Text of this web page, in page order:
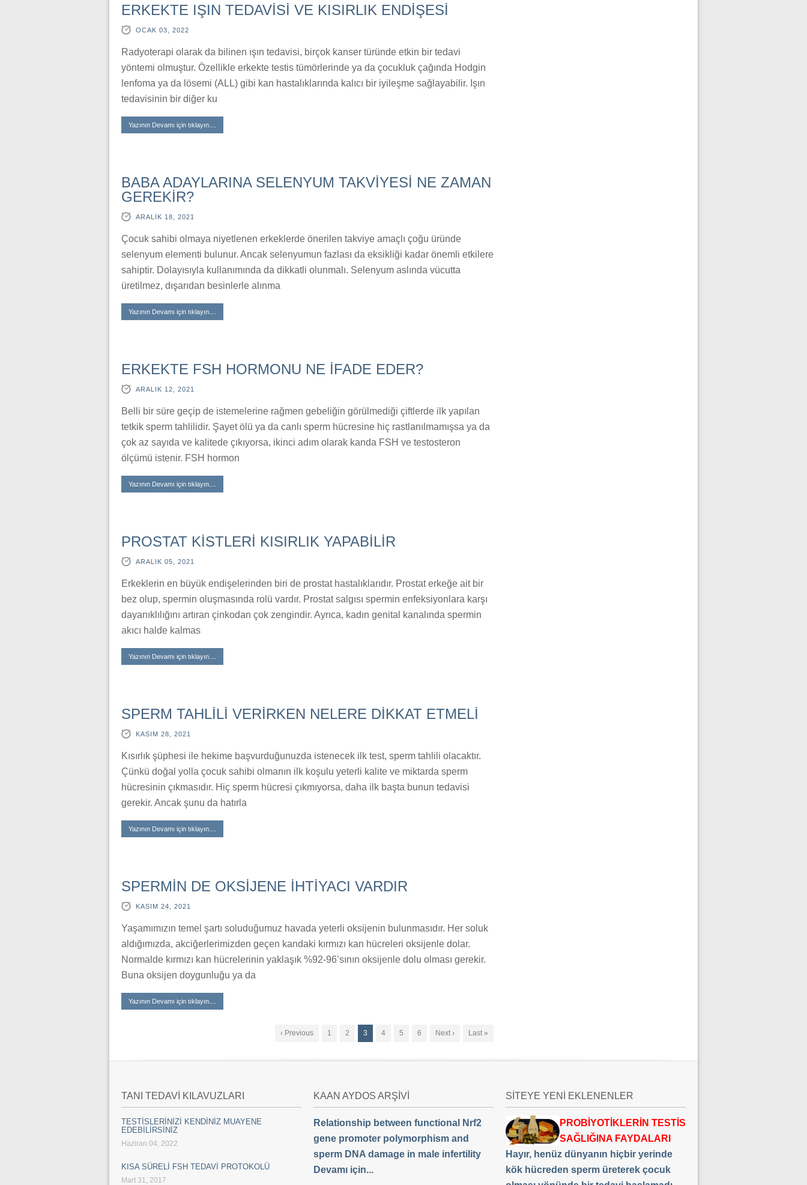
ERKEKTE IŞIN TEDAVİSİ VE KISIRLIK ENDİŞESİ
OCAK 03, 2022
Radyoterapi olarak da bilinen ışın tedavisi, birçok kanser türünde etkin bir tedavi
yöntemi olmuştur. Özellikle erkekte testis tümörlerinde ya da çocukluk çağında Hodgin
lenfoma ya da lösemi (ALL) gibi kan hastalıklarında kalıcı bir iyileşme sağlayabilir. Işın
tedavisinin bir diğer ku
Yazının Devamı için tıklayın....
BABA ADAYLARINA SELENYUM TAKVİYESİ NE ZAMAN
GEREKİR?
ARALIK 18, 2021
Çocuk sahibi olmaya niyetlenen erkeklerde önerilen takviye amaçlı çoğu üründe
selenyum elementi bulunur. Ancak selenyumun fazlası da eksikliği kadar önemli etkilere
sahiptir. Dolayısıyla kullanımında da dikkatli olunmalı. Selenyum aslında vücutta
üretilmez, dışarıdan besinlerle alınma
Yazının Devamı için tıklayın....
ERKEKTE FSH HORMONU NE İFADE EDER?
ARALIK 12, 2021
Belli bir süre geçip de istemelerine rağmen gebeliğin görülmediği çiftlerde ilk yapılan
tetkik sperm tahlilidir. Şayet ölü ya da canlı sperm hücresine hiç rastlanılmamışsa ya da
çok az sayıda ve kalitede çıkıyorsa, ikinci adım olarak kanda FSH ve testosteron
ölçümü istenir. FSH hormon
Yazının Devamı için tıklayın....
PROSTAT KİSTLERİ KISIRLIK YAPABİLİR
ARALIK 05, 2021
Erkeklerin en büyük endişelerinden biri de prostat hastalıklarıdır. Prostat erkeğe ait bir
bez olup, spermin oluşmasında rolü vardır. Prostat salgısı spermin enfeksiyonlara karşı
dayanıklılığını artıran çinkodan çok zengindir. Ayrıca, kadın genital kanalında spermin
akıcı halde kalmas
Yazının Devamı için tıklayın....
SPERM TAHLİLİ VERİRKEN NELERE DİKKAT ETMELİ
KASIM 28, 2021
Kısırlık şüphesi ile hekime başvurduğunuzda istenecek ilk test, sperm tahlili olacaktır.
Çünkü doğal yolla çocuk sahibi olmanın ilk koşulu yeterli kalite ve miktarda sperm
hücresinin çıkmasıdır. Hiç sperm hücresi çıkmıyorsa, daha ilk başta bunun tedavisi
gerekir. Ancak şunu da hatırla
Yazının Devamı için tıklayın....
SPERMİN DE OKSİJENE İHTİYACI VARDIR
KASIM 24, 2021
Yaşamımızın temel şartı soluduğumuz havada yeterli oksijenin bulunmasıdır. Her soluk
aldığımızda, akciğerlerimizden geçen kandaki kırmızı kan hücreleri oksijenle dolar.
Normalde kırmızı kan hücrelerinin yaklaşık %92-96’sının oksijenle dolu olması gerekir.
Buna oksijen doygunluğu ya da
Yazının Devamı için tıklayın....
‹ Previous 1 2 3 4 5 6 Next › Last »
TANI TEDAVİ KILAVUZLARI
TESTİSLERİNİZİ KENDİNİZ MUAYENE
EDEBİLİRSİNİZ
Haziran 04, 2022
KISA SÜRELİ FSH TEDAVİ PROTOKOLÜ
Mart 31, 2017
KAAN AYDOS ARŞİVİ
Relationship between functional Nrf2
gene promoter polymorphism and
sperm DNA damage in male infertility
Devamı için...
SİTEYE YENİ EKLENENLER
PROBİYOTİKLERİN TESTİS
SAĞLIĞINA FAYDALARI
Hayır, henüz dünyanın hiçbir yerinde
kök hücreden sperm üreterek çocuk